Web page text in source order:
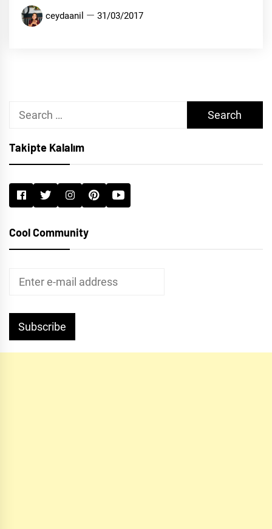
ceydaanil 31/03/2017
Search
Takipte Kalalım
Cool Community
Subscribe